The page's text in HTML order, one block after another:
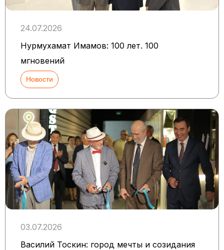
24.07.2026
Нурмухамат Имамов: 100 лет. 100
мгновений
Новости
03.07.2026
Василий Тоскин: город мечты и созидания